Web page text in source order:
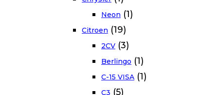
Neon (1)
Citroen (19)
2CV (3)
Berlingo (1)
C-15 VISA (1)
C3 (5)